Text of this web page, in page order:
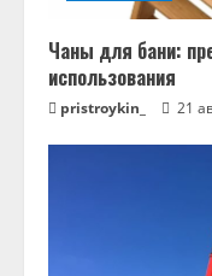
Чаны для бани:
использования
pristroykin_ 21